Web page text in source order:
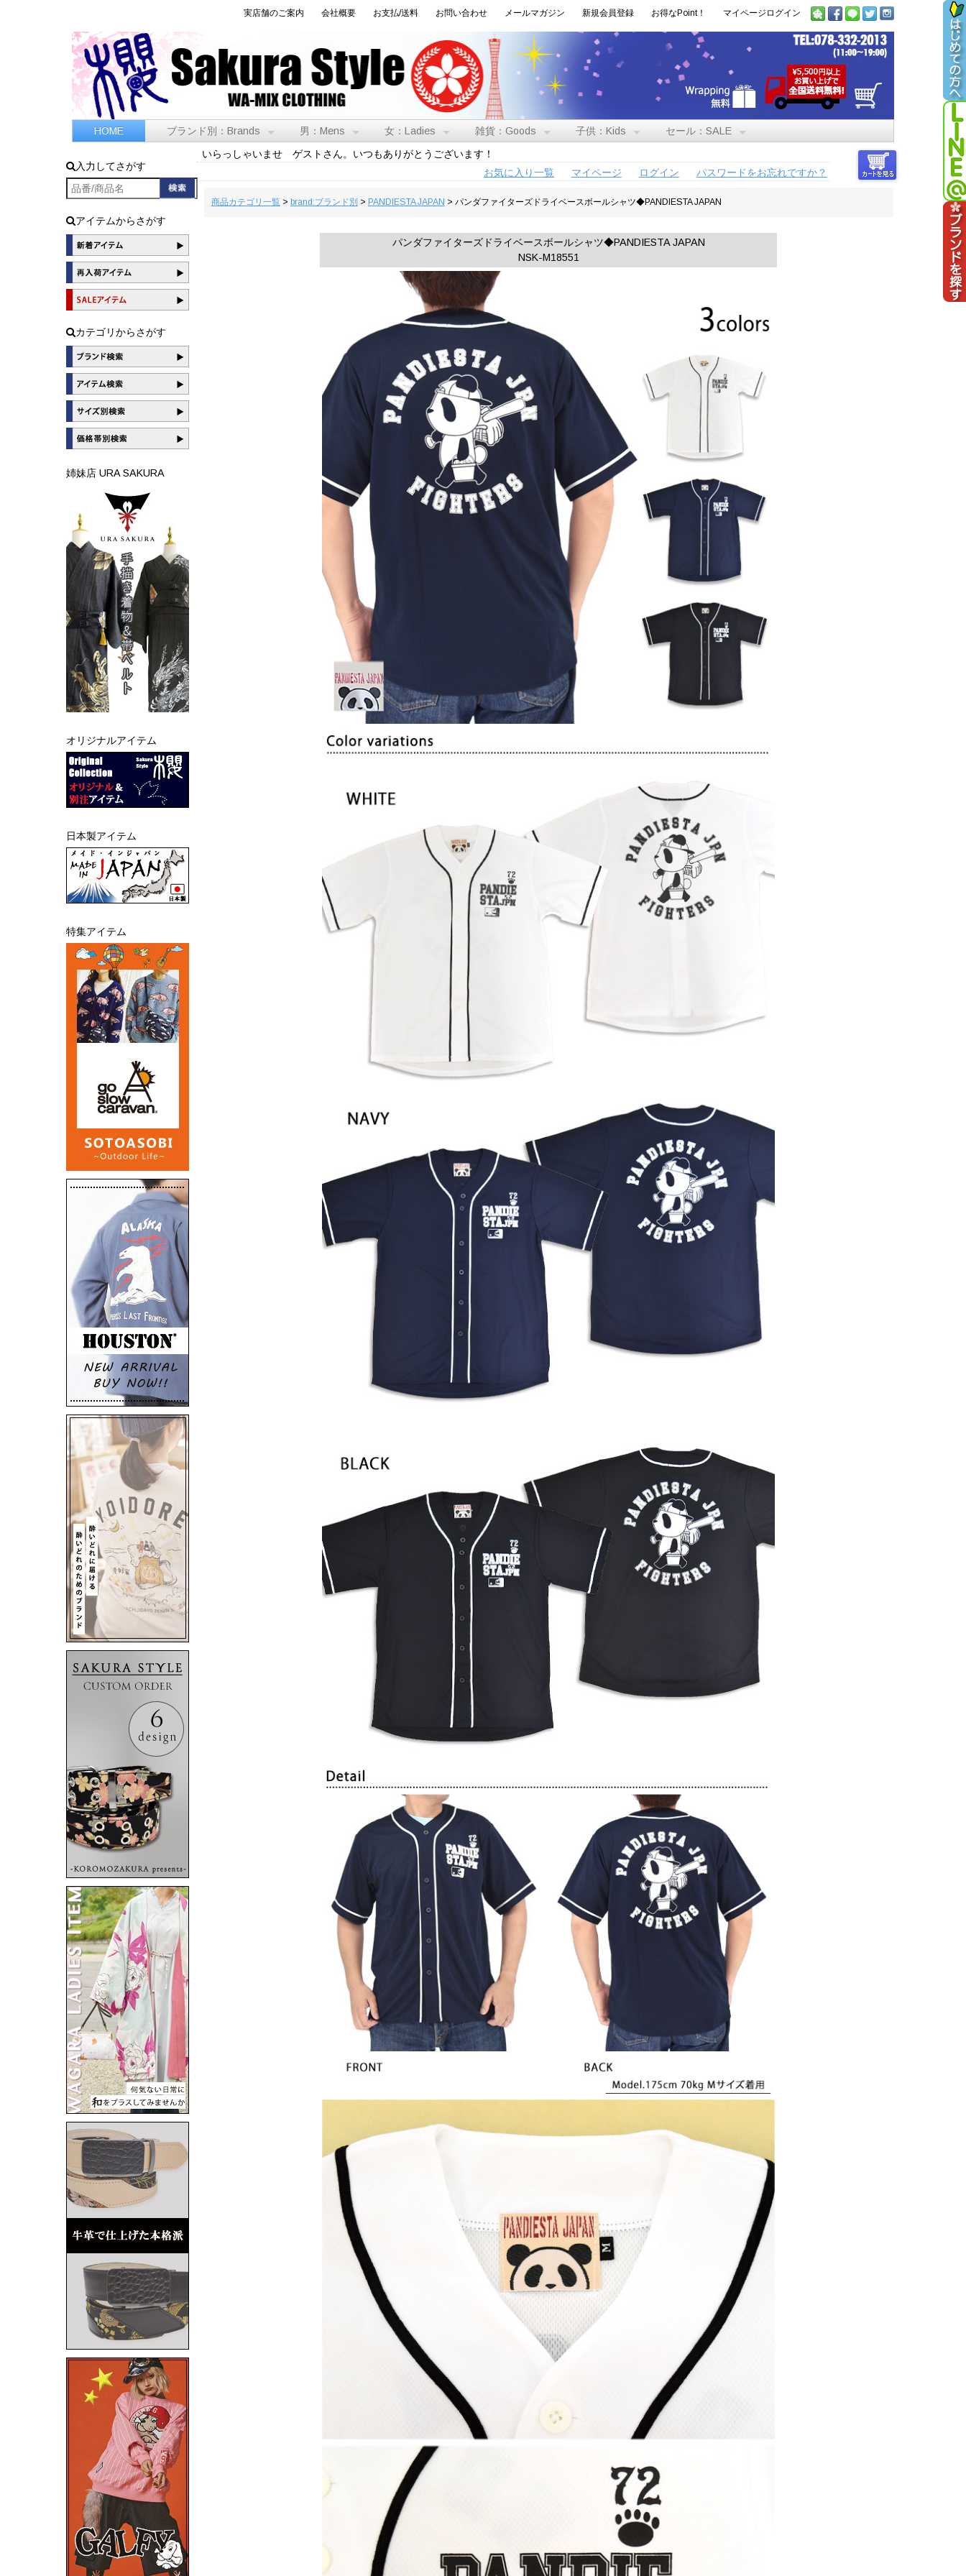
実店舗のご案内 会社概要 お支払/送料 お問い合わせ メールマガジン 新規会員登録 お得なPoint！ マイページログイン
HOME ブランド別：Brands 男：Mens 女：Ladies 雑貨：Goods 子供：Kids セール：SALE
入力してさがす
アイテムからさがす
カテゴリからさがす
姉妹店 URA SAKURA
オリジナルアイテム
日本製アイテム
特集アイテム
いらっしゃいませ ゲストさん。いつもありがとうございます！
お気に入り一覧
マイページ ログイン パスワードをお忘れですか？
商品カテゴリ一覧> brand:ブランド別 > PANDIESTA JAPAN > パンダファイターズドライベースボールシャツ◆PANDIESTA JAPAN
パンダファイターズドライベースボールシャツ◆PANDIESTA JAPAN
NSK-M18551